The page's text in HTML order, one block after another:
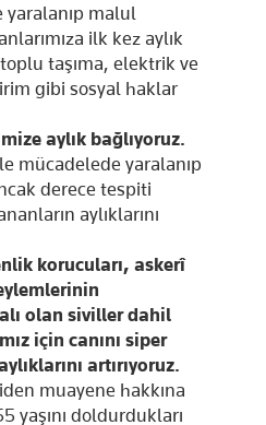
malul
ilk kez aylık
taşıma, elektrik ve
gibi sosyal haklar
aylık bağlıyoruz.
mücadelede yaralanıp
derece tespiti
aylıklarını
korucuları, askerî
olan siviller dahil
için canını siper
artırıyoruz.
muayene hakkına
yaşını doldurdukları